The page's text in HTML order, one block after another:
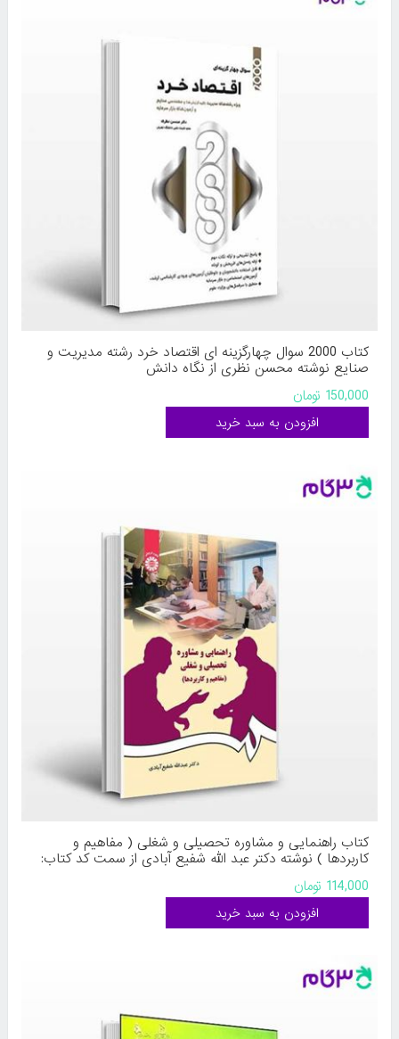
کتاب 2000 سوال چهارگزینه ای اقتصاد خرد رشته مدیریت و
صنایع نوشته محسن نظری از نگاه دانش
150,000 تومان
کتاب راهنمایی و مشاوره تحصیلی و شغلی ( مفاهیم و
کاربردها ) نوشته دکتر عبد الله شفیع آبادی از سمت کد کتاب:
384
114,000 تومان